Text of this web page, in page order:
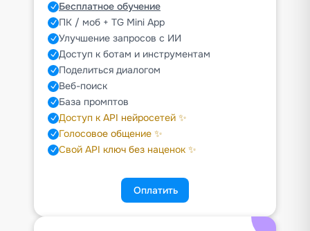
Бесплатное обучение
ПК / моб + TG Mini App
Улучшение запросов с ИИ
Доступ к ботам и инструментам
Поделиться диалогом
Веб-поиск
База промптов
Доступ к API нейросетей ✨
Голосовое общение ✨
Свой API ключ без наценок ✨
Оплатить